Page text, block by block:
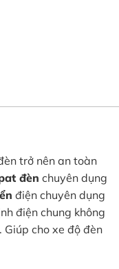
trở nên an toàn
đèn chuyên dụng
điện chuyên dụng
điện chung không
cho xe độ đèn